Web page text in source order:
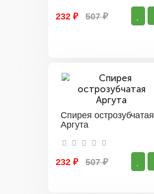
232 ₽ 507 ₽
Спирея острозубчатая
Аргута
232 ₽ 507 ₽